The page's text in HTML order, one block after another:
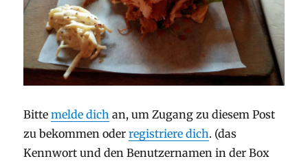
Bittemelde dich an, um Zugang zu diesem Post
zu bekommen oderregistriere dich. (das
Kennwort und den Benutzernamen in der Box